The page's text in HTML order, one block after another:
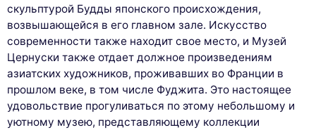
скульптурой Будды японского происхождения,
возвышающейся в его главном зале. Искусство
современности также находит свое место, и Музей
Цернуски также отдает должное произведениям
азиатских художников, проживавших во Франции в
прошлом веке, в том числе Фуджита. Это настоящее
удовольствие прогуливаться по этому небольшому и
уютному музею, представляющему коллекции